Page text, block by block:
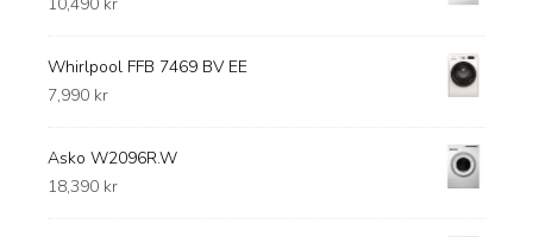
10,490 kr
Whirlpool FFB 7469 BV EE
7,990 kr
Asko W2096R.W
18,390 kr